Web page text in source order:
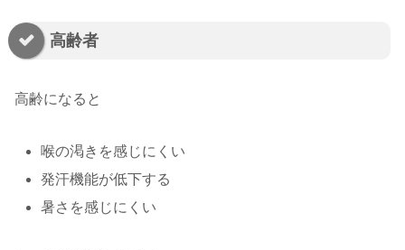
高齢者
高齢になると
喉の渇きを感じにくい
発汗機能が低下する
暑さを感じにくい